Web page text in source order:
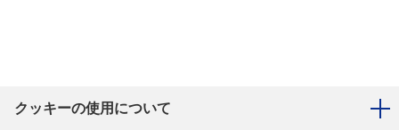
クッキーの使用について